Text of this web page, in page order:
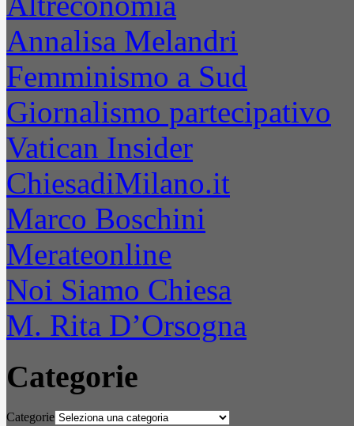
Annalisa Melandri
Femminismo a Sud
Giornalismo partecipativo
Vatican Insider
ChiesadiMilano.it
Marco Boschini
Merateonline
Noi Siamo Chiesa
M. Rita D’Orsogna
Categorie
Categorie